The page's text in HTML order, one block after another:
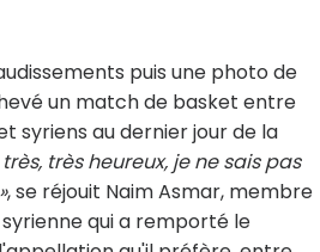
puis une photo de
un match de basket entre
syriens au dernier jour de la
très, très heureux, je ne sais pas
, se réjouit Naim Asmar, membre
qui a remporté le